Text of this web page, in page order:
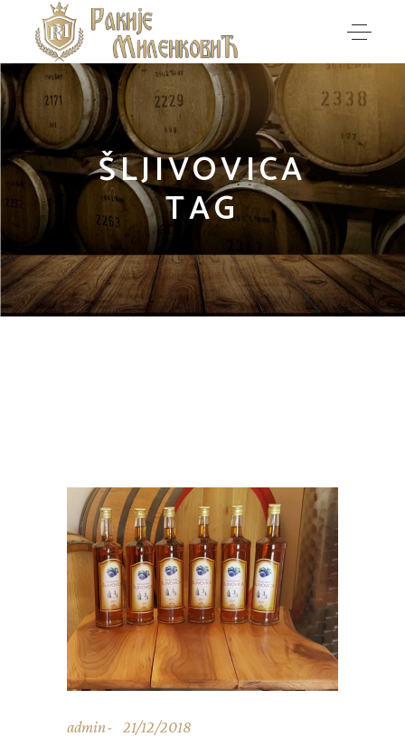
ŠLJIVOVICA
TAG
admin 21/12/2018